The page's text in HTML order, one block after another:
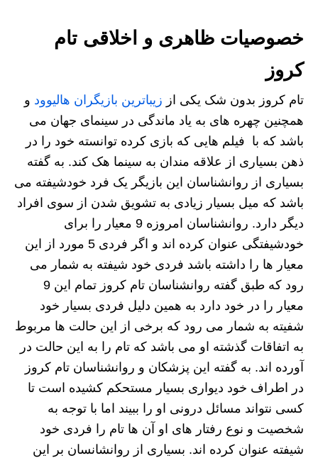
خصوصیات ظاهری و اخلاقی تام
کروز
تام کروز بدون شک یکی از زیباترین بازیگران هالیوود و
همچنین چهره های به یاد ماندگی در سینمای جهان می
باشد که با فیلم هایی که بازی کرده توانسته خود را در
ذهن بسیاری از علاقه مندان به سینما هک کند. به گفته
بسیاری از روانشناسان این بازیگر یک فرد خودشیفته می
باشد که میل بسیار زیادی به تشویق شدن از سوی افراد
دیگر دارد. روانشناسان امروزه 9 معیار را برای
خودشیفتگی عنوان کرده اند و اگر فردی 5 مورد از این
معیار ها را داشته باشد فردی خود شیفته به شمار می
رود که طبق گفته روانشناسان تام کروز تمام این 9
معیار را در خود دارد به همین دلیل فردی بسیار خود
شفیته به شمار می رود که برخی از این حالت ها مربوط
به اتفاقات گذشته او می باشد که تام را به این حالت در
آورده اند. به گفته این پزشکان و روانشناسان تام کروز
در اطراف خود دیواری بسیار مستحکم کشیده است تا
کسی نتواند مسائل درونی او را ببیند اما با توجه به
شخصیت و نوع رفتار های او آن ها تام را فردی خود
شیفته عنوان کرده اند. بسیاری از روانشانسان بر این